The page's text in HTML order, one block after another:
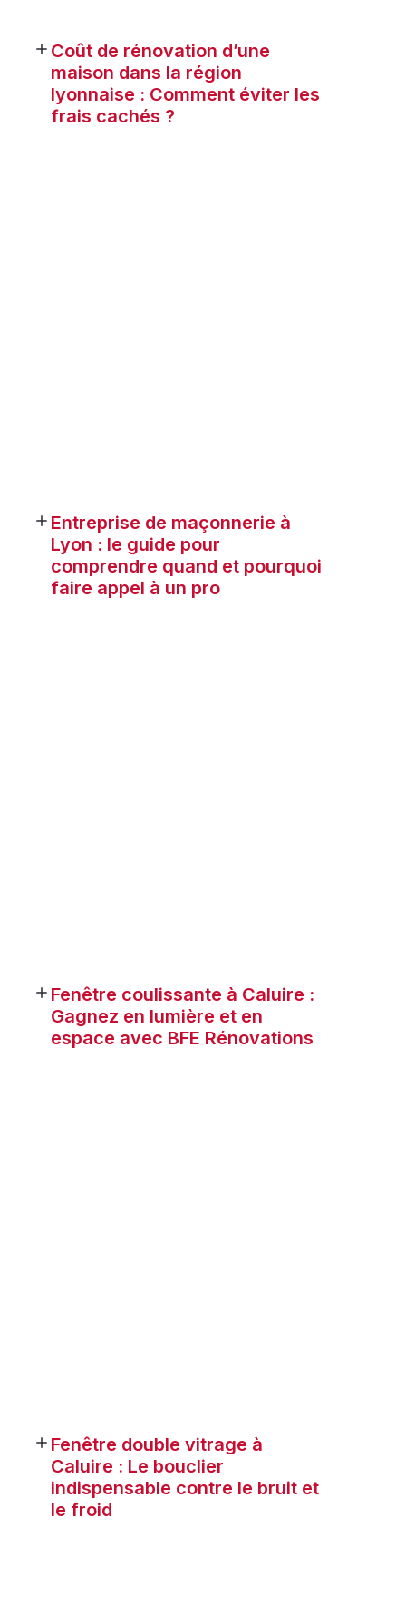
Coût de rénovation d’une
maison dans la région
lyonnaise : Comment éviter les
frais cachés ?
Entreprise de maçonnerie à
Lyon : le guide pour
comprendre quand et pourquoi
faire appel à un pro
Fenêtre coulissante à Caluire :
Gagnez en lumière et en
espace avec BFE Rénovations
Fenêtre double vitrage à
Caluire : Le bouclier
indispensable contre le bruit et
le froid